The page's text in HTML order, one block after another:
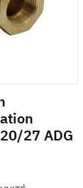
27 ADG